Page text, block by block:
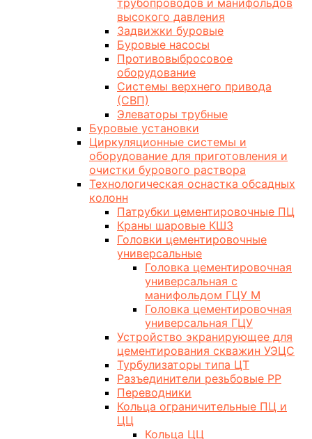
трубопроводов и манифольдов
высокого давления
Задвижки буровые
Буровые насосы
Противовыбросовое
оборудование
Системы верхнего привода
(СВП)
Элеваторы трубные
Буровые установки
Циркуляционные системы и
оборудование для приготовления и
очистки бурового раствора
Технологическая оснастка обсадных
колонн
Патрубки цементировочные ПЦ
Краны шаровые КШЗ
Головки цементировочные
универсальные
Головка цементировочная
универсальная с
манифольдом ГЦУ М
Головка цементировочная
универсальная ГЦУ
Устройство экранирующее для
цементирования скважин УЭЦС
Турбулизаторы типа ЦТ
Разъединители резьбовые РР
Переводники
Кольца ограничительные ПЦ и
ЦЦ
Кольца ЦЦ